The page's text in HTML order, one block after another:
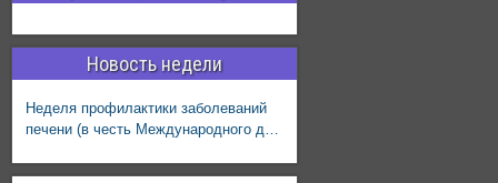
Новость недели
Неделя профилактики заболеваний
печени (в честь Международного дня